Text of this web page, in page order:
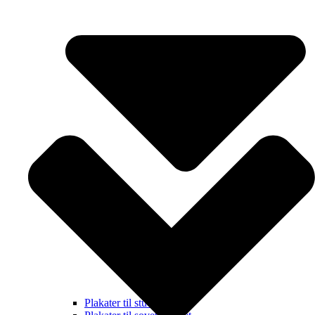
Plakater til stuen